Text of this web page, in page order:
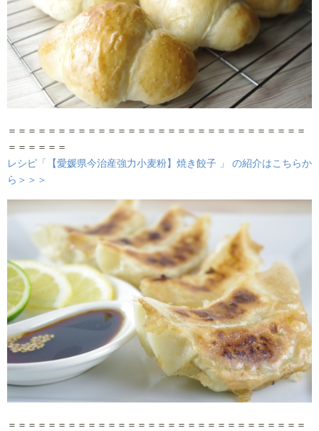
＝＝＝＝＝＝＝＝＝＝＝＝＝＝＝＝＝＝＝＝＝＝＝＝＝＝＝＝＝＝
＝＝＝＝＝＝
レシピ「【愛媛県今治産強力小麦粉】焼き餃子 」 の紹介はこちらか
ら＞＞＞
＝＝＝＝＝＝＝＝＝＝＝＝＝＝＝＝＝＝＝＝＝＝＝＝＝＝＝＝＝＝